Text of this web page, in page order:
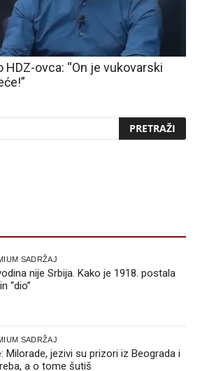
ovca: “On je vukovarski
SADRŽAJ
nije Srbija. Kako je 1918. postala
“dio”
SADRŽAJ
Milorade, jezivi su prizori iz Beograda i
a o tome šutiš